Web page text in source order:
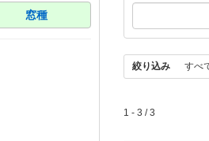
窓種
絞り込み すべ
1 - 3 / 3